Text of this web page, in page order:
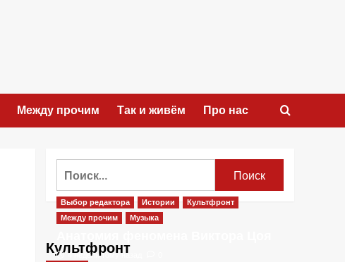
Между прочим Так и живём Про нас
Культфронт
Выбор редактора Истории
Культфронт
Между прочим
Музыка
4 недели тому назад